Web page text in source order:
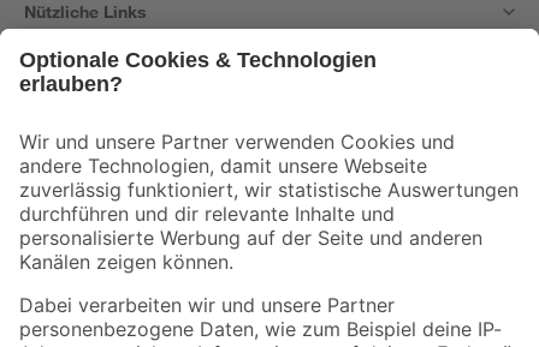
Nützliche Links
Der toom Newsletter: Keine Angebote und Aktionen mehr verpassen!
Zur Newsletter Anmeldung
Folge uns